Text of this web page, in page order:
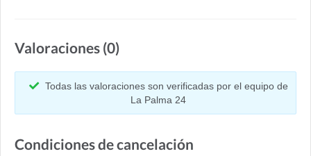
Valoraciones (0)
Todas las valoraciones son verificadas por el equipo de
La Palma 24
Condiciones de cancelación